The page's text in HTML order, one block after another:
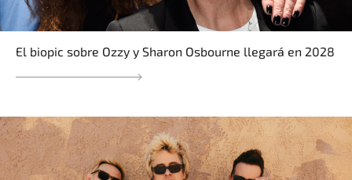
El biopic sobre Ozzy y Sharon Osbourne llegará en 2028